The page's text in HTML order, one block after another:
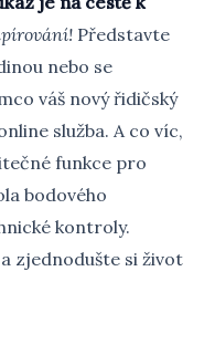
Představte
nebo se
váš nový řidičský
služba. A co víc,
funkce pro
bodového
kontroly.
zjednodušte si život